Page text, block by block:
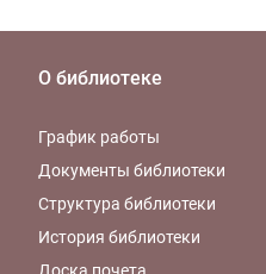
О библиотеке
График работы
Документы библиотеки
Структура библиотеки
История библиотеки